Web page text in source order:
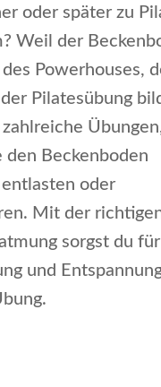
oder später zu
Weil der
des Powerhouses,
Pilatesübung
zahlreiche
den Beckenboden
oder
Mit der
sorgst du für
und